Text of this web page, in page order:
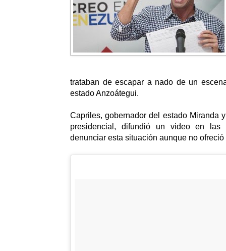
trataban de escapar a nado de un
estado Anzoátegui.
Capriles, gobernador del estado Miranda
presidencial, difundió un video en las
denunciar esta situación aunque no